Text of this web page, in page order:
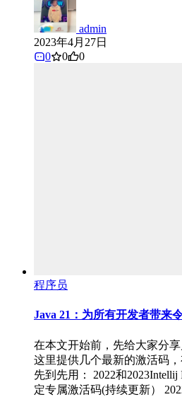
admin
2023年4月27日
0
0 0
程序员
Java 21：为所有开发者带来
在本文开始前，先给大家分
这里提供几个最新的激活码
先到先用： 2022和
定专属激活码(持续更新）